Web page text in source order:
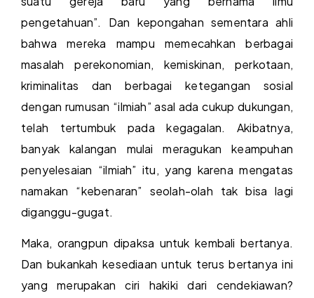
pengetahuan”. Dan kepongahan sementara ahli
bahwa mereka mampu memecahkan berbagai
masalah perekonomian, kemiskinan, perkotaan,
kriminalitas dan berbagai ketegangan sosial
dengan rumusan “ilmiah” asal ada cukup dukungan,
telah tertumbuk pada kegagalan. Akibatnya,
banyak kalangan mulai meragukan keampuhan
penyelesaian “ilmiah” itu, yang karena mengatas
namakan “kebenaran” seolah-olah tak bisa lagi
diganggu-gugat.
Maka, orangpun dipaksa untuk kembali bertanya.
Dan bukankah kesediaan untuk terus bertanya ini
yang merupakan ciri hakiki dari cendekiawan?